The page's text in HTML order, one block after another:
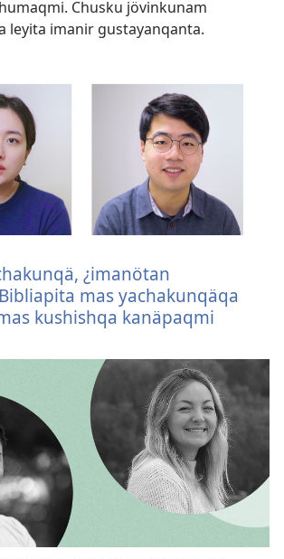
Chusku jövinkunam
leyita imanir gustayanqanta.
¿imanötan
mas yachakunqäqa
kushishqa kanäpaqmi